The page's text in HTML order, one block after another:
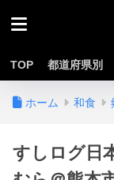
TOP 都道府県別
ホーム 和食
すしログ日